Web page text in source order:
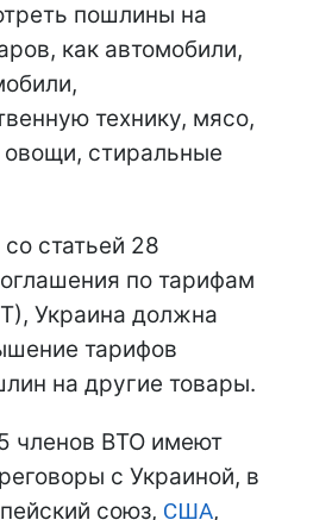
пошлины на
как автомобили,
технику, мясо,
стиральные
статьей 28
по тарифам
Украина должна
тарифов
на другие товары.
членов ВТО имеют
с Украиной, в
союз, США,